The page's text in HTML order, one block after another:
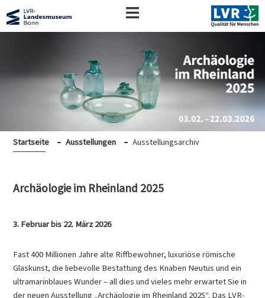
Startseite Ausstellungen Ausstellungsarchiv
Archäologie im Rheinland 2025
3. Februar bis 22. März 2026
Fast 400 Millionen Jahre alte Riffbewohner, luxuriöse römische
Glaskunst, die liebevolle Bestattung des Knaben Neutus und ein
ultramarinblaues Wunder – all dies und vieles mehr erwartet Sie in
der neuen Ausstellung „Archäologie im Rheinland 2025“. Das LVR-